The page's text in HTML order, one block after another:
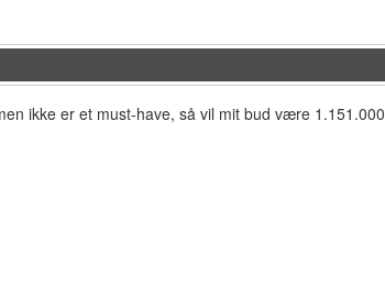
ikke er et must-have, så vil mit bud være 1.151.000